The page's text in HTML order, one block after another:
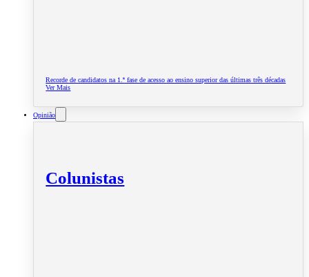
Recorde de candidatos na 1.ª fase de acesso ao ensino superior das últimas três décadas
Ver Mais
Opinião
Colunistas